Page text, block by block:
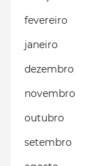
fevereiro
janeiro
dezembro
novembro
outubro
setembro